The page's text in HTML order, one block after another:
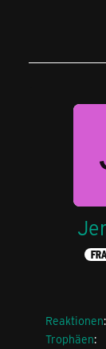
Reaktionen
Trophäen